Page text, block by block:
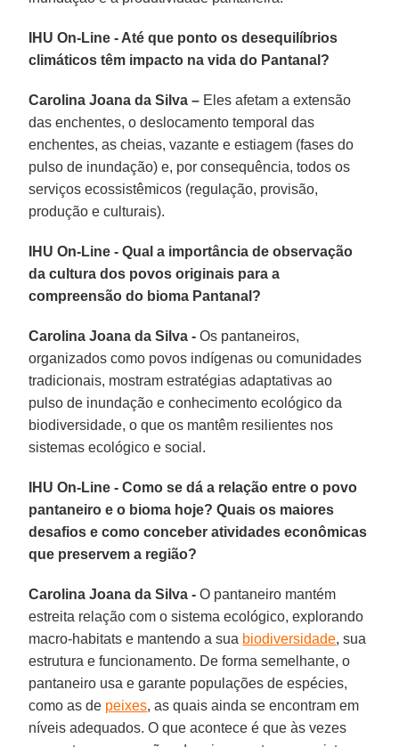
IHU On-Line - Até que ponto os desequilíbrios
climáticos têm impacto na vida do Pantanal?
Carolina Joana da Silva – Eles afetam a extensão
das enchentes, o deslocamento temporal das
enchentes, as cheias, vazante e estiagem (fases do
pulso de inundação) e, por consequência, todos os
serviços ecossistêmicos (regulação, provisão,
produção e culturais).
IHU On-Line - Qual a importância de observação
da cultura dos povos originais para a
compreensão do bioma Pantanal?
Carolina Joana da Silva - Os pantaneiros,
organizados como povos indígenas ou comunidades
tradicionais, mostram estratégias adaptativas ao
pulso de inundação e conhecimento ecológico da
biodiversidade, o que os mantêm resilientes nos
sistemas ecológico e social.
IHU On-Line - Como se dá a relação entre o povo
pantaneiro e o bioma hoje? Quais os maiores
desafios e como conceber atividades econômicas
que preservem a região?
Carolina Joana da Silva - O pantaneiro mantém
estreita relação com o sistema ecológico, explorando
macro-habitats e mantendo a sua biodiversidade, sua
estrutura e funcionamento. De forma semelhante, o
pantaneiro usa e garante populações de espécies,
como as de peixes, as quais ainda se encontram em
níveis adequados. O que acontece é que às vezes